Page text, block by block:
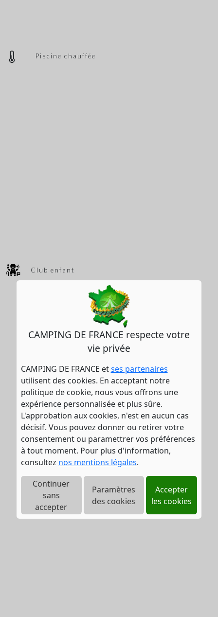
CAMPING DE FRANCE respecte votre
vie privée
CAMPING DE FRANCE etses partenaires
utilisent des cookies. En acceptant notre
politique de cookie, nous vous offrons une
expérience personnalisée et plus sûre.
L'approbation aux cookies, n'est en aucun cas
décisif. Vous pouvez donner ou retirer votre
consentement ou paramettrer vos préférences
à tout moment. Pour plus d'information,
consultez nos mentions légales.
Continuer
sans
accepter
Paramètres
des cookies
Accepter
les cookies
Piscine chauffée
Club enfant